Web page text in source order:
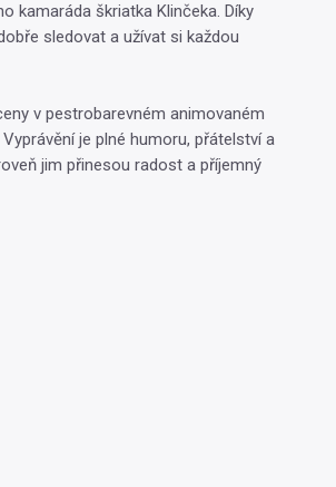
kamaráda škriatka Klinčeka. Díky
sledovat a užívat si každou
v pestrobarevném animovaném
je plné humoru, přátelství a
jim přinesou radost a příjemný